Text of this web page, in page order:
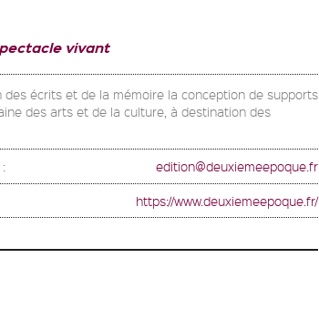
vivant
écrits et de la mémoire la conception de supports
des arts et de la culture, à destination des
edition@deuxiemeepoque.fr
https://www.deuxiemeepoque.fr/